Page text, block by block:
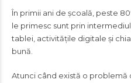
În primii ani de școală, peste
le primesc sunt prin
tablei, activitățile digitale și
bună.
Atunci când există o